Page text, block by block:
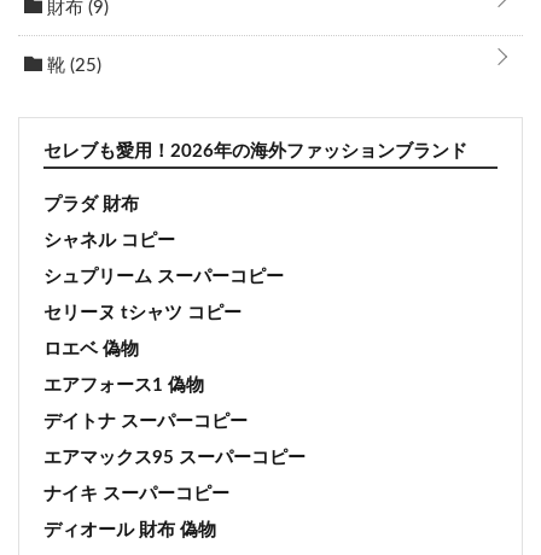
財布 (9)
靴 (25)
セレブも愛用！2026年の海外ファッションブランド
プラダ 財布
シャネル コピー
シュプリーム スーパーコピー
セリーヌ tシャツ コピー
ロエベ 偽物
エアフォース1 偽物
デイトナ スーパーコピー
エアマックス95 スーパーコピー
ナイキ スーパーコピー
ディオール 財布 偽物